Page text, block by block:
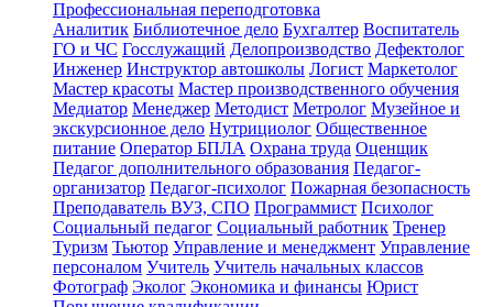
Профессиональная переподготовка
Аналитик Библиотечное дело Бухгалтер Воспитатель
ГО и ЧС Госслужащий Делопроизводство Дефектолог
Инженер Инструктор автошколы Логист Маркетолог
Мастер красоты Мастер производственного обучения
Медиатор Менеджер Методист Метролог Музейное и
экскурсионное дело Нутрициолог Общественное
питание Оператор БПЛА Охрана труда Оценщик
Педагог дополнительного образования Педагог-
организатор Педагог-психолог Пожарная безопасность
Преподаватель ВУЗ, СПО Программист Психолог
Социальный педагог Социальный работник Тренер
Туризм Тьютор Управление и менеджмент Управление
персоналом Учитель Учитель начальных классов
Фотограф Эколог Экономика и финансы Юрист